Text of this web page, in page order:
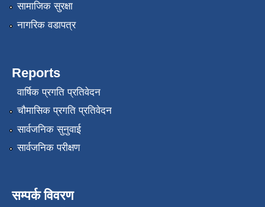
सामाजिक सुरक्षा
नागरिक वडापत्र
Reports
वार्षिक प्रगति प्रतिवेदन
चौमासिक प्रगति प्रतिवेदन
सार्वजनिक सुनुवाई
सार्वजनिक परीक्षण
सम्पर्क विवरण